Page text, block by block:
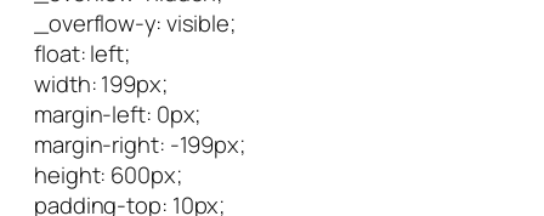
_overflow-y: visible;
float: left;
width: 199px;
margin-left: 0px;
margin-right: -199px;
height: 600px;
padding-top: 10px;